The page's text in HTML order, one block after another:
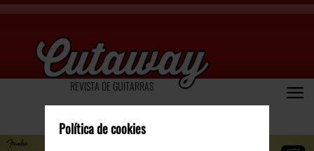
REVISTA DE GUITARRAS
Política de cookies